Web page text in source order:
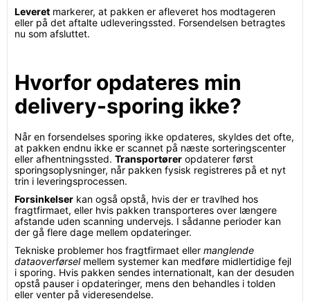
Leveret markerer, at pakken er afleveret hos modtageren
eller på det aftalte udleveringssted. Forsendelsen betragtes
nu som afsluttet.
Hvorfor opdateres min
delivery-sporing ikke?
Når en forsendelses sporing ikke opdateres, skyldes det ofte,
at pakken endnu ikke er scannet på næste sorteringscenter
eller afhentningssted. Transportører opdaterer først
sporingsoplysninger, når pakken fysisk registreres på et nyt
trin i leveringsprocessen.
Forsinkelser kan også opstå, hvis der er travlhed hos
fragtfirmaet, eller hvis pakken transporteres over længere
afstande uden scanning undervejs. I sådanne perioder kan
der gå flere dage mellem opdateringer.
Tekniske problemer hos fragtfirmaet eller manglende
dataoverførselmellem systemer kan medføre midlertidige fejl
i sporing. Hvis pakken sendes internationalt, kan der desuden
opstå pauser i opdateringer, mens den behandles i tolden
eller venter på videresendelse.